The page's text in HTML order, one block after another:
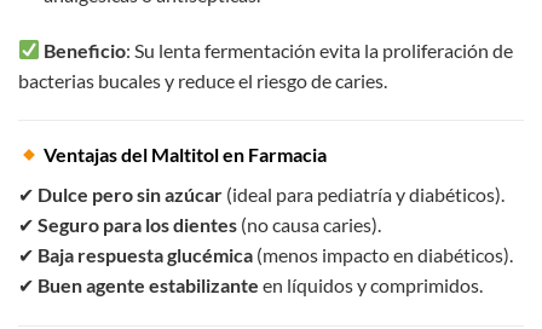
Beneficio: Su lenta fermentación evita la proliferación de
bacterias bucales y reduce el riesgo de caries.
Ventajas del Maltitol en Farmacia
✔ Dulce pero sin azúcar (ideal para pediatría y diabéticos).
✔ Seguro para los dientes (no causa caries).
✔ Baja respuesta glucémica (menos impacto en diabéticos).
✔ Buen agente estabilizante en líquidos y comprimidos.